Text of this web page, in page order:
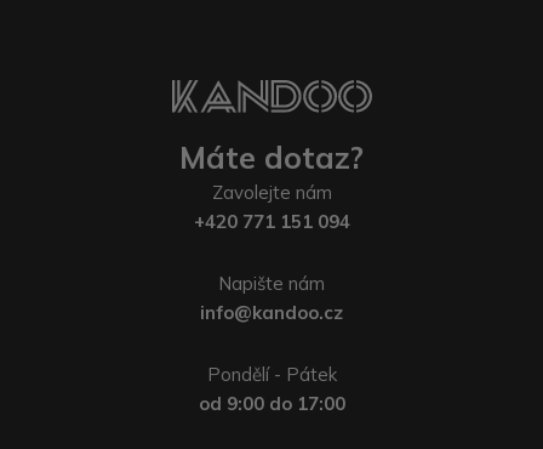
Máte dotaz?
Zavolejte nám
+420 771 151 094
Napište nám
info@kandoo.cz
Pondělí - Pátek
od 9:00 do 17:00